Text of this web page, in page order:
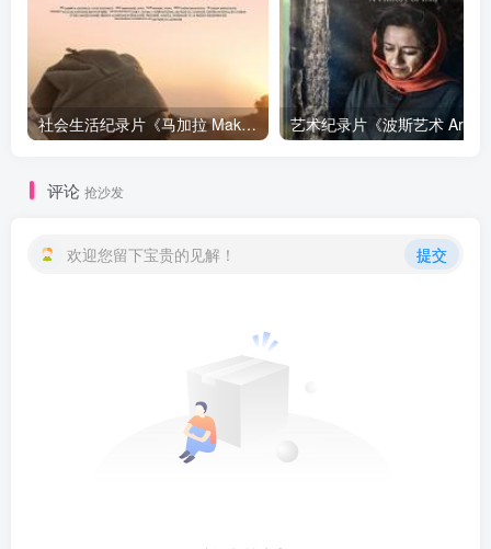
社会生活纪录片《马加拉 Makala》下载
评论 抢沙发
欢迎您留下宝贵的见解！ 提交